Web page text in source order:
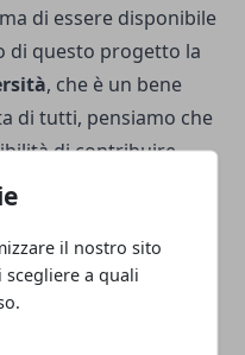
il nostro sito
a quali
di essere disponibile
di questo progetto la
, che è un bene
di tutti, pensiamo che
di contribuire
per accelerare il
Come contribuire
l'altro!): 1) Un